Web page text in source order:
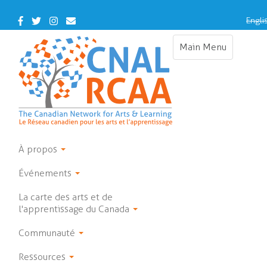
main
Facebook
TwitterInstagram
Contact
Us
Main Menu
Toggle
À propos
Événements
La carte des arts et de
l'apprentissage du Canada
Communauté
Ressources